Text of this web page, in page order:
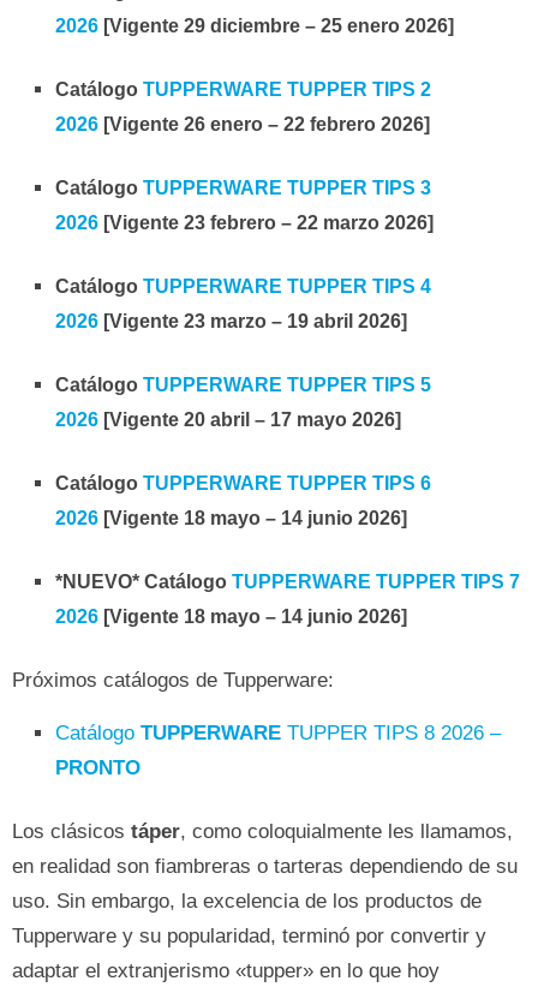
2026 [Vigente 29 diciembre – 25 enero 2026]
Catálogo TUPPERWARE TUPPER TIPS 2
2026 [Vigente 26 enero – 22 febrero 2026]
Catálogo TUPPERWARE TUPPER TIPS 3
2026 [Vigente 23 febrero – 22 marzo 2026]
Catálogo TUPPERWARE TUPPER TIPS 4
2026 [Vigente 23 marzo – 19 abril 2026]
Catálogo TUPPERWARE TUPPER TIPS 5
2026 [Vigente 20 abril – 17 mayo 2026]
Catálogo TUPPERWARE TUPPER TIPS 6
2026 [Vigente 18 mayo – 14 junio 2026]
*NUEVO* Catálogo TUPPERWARE TUPPER TIPS 7
2026 [Vigente 18 mayo – 14 junio 2026]
Próximos catálogos de Tupperware:
Catálogo TUPPERWARE TUPPER TIPS 8 2026 –
PRONTO
Los clásicos táper, como coloquialmente les llamamos,
en realidad son fiambreras o tarteras dependiendo de su
uso. Sin embargo, la excelencia de los productos de
Tupperware y su popularidad, terminó por convertir y
adaptar el extranjerismo «tupper» en lo que hoy